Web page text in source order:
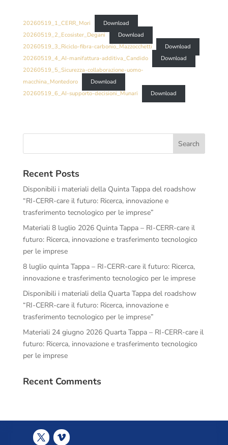
20260519_1_CERR_Mori
Download
20260519_2_Ecosister_Degani
Download
20260519_3_Riciclo-fibra-carbonio_Mazzocchetti
Download
20260519_4_AI-manifattura-additiva_Candido
Download
20260519_5_Sicurezza-collaborazione-uomo-
macchina_Montedoro
Download
20260519_6_AI-supporto-decisioni_Munari
Download
Recent Posts
Disponibili i materiali della Quinta Tappa del roadshow
“RI-CERR-care il futuro: Ricerca, innovazione e
trasferimento tecnologico per le imprese”
Materiali 8 luglio 2026 Quinta Tappa – RI-CERR-care il
futuro: Ricerca, innovazione e trasferimento tecnologico
per le imprese
8 luglio quinta Tappa – RI-CERR-care il futuro: Ricerca,
innovazione e trasferimento tecnologico per le imprese
Disponibili i materiali della Quarta Tappa del roadshow
“RI-CERR-care il futuro: Ricerca, innovazione e
trasferimento tecnologico per le imprese”
Materiali 24 giugno 2026 Quarta Tappa – RI-CERR-care il
futuro: Ricerca, innovazione e trasferimento tecnologico
per le imprese
Recent Comments